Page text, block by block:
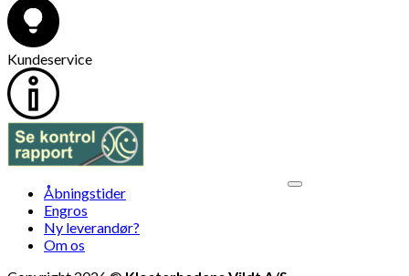
Kundeservice
Åbningstider
Engros
Ny leverandør?
Om os